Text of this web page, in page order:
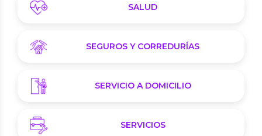
SALUD
SEGUROS Y CORREDURÍAS
SERVICIO A DOMICILIO
SERVICIOS